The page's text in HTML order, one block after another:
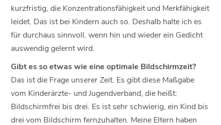
kurzfristig, die Konzentrationsfähigkeit und Merkfähigkeit
leidet. Das ist bei Kindern auch so. Deshalb halte ich es
für durchaus sinnvoll, wenn hin und wieder ein Gedicht
auswendig gelernt wird.
Gibt es so etwas wie eine optimale Bildschirmzeit?
Das ist die Frage unserer Zeit. Es gibt diese Maßgabe
vom Kinderärzte- und Jugendverband, die heißt:
Bildschirmfrei bis drei. Es ist sehr schwierig, ein Kind bis
drei vom Bildschirm fernzuhalten. Meine Eltern haben